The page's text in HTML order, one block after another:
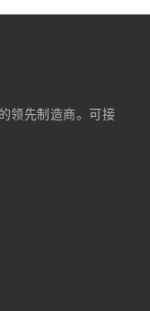
领先制造商。可接